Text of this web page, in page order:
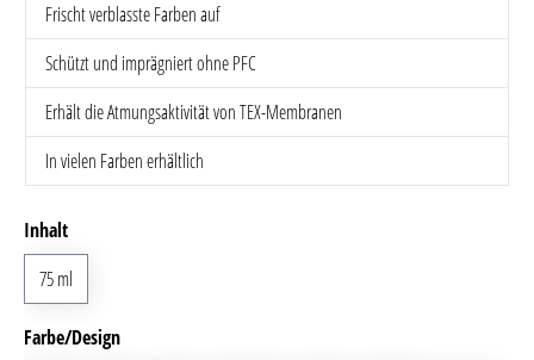
Frischt verblasste Farben auf
Schützt und imprägniert ohne PFC
Erhält die Atmungsaktivität von TEX-Membranen
In vielen Farben erhältlich
Inhaltauswählen
75 ml
Farbe/Designauswählen